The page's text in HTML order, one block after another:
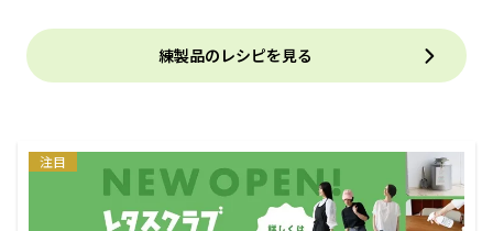
練製品のレシピを見る
注目